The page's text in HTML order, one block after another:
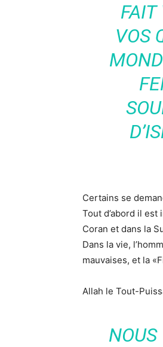
FAIT
VOS
Certains se
Tout d’abord il
Coran et dans la
Dans la vie,
mauvaises, et la
Allah le Tout-